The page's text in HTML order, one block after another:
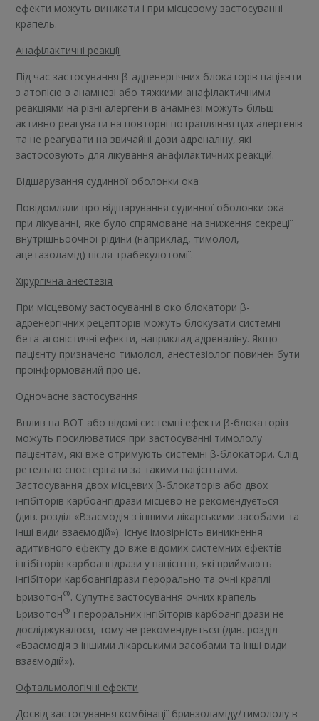
ефекти можуть виникати і при місцевому застосуванні
крапель.
Анафілактичні реакції
Під час застосування β-адренергічних блокаторів пацієнти
з атопією в анамнезі або тяжкими анафілактичними
реакціями на різні алергени в анамнезі можуть більш
активно реагувати на повторні потрапляння цих алергенів
та не реагувати на звичайні дози адреналіну, які
застосовують для лікування анафілактичних реакцій.
Відшарування судинної оболонки ока
Повідомляли про відшарування судинної оболонки ока
при лікуванні, яке було спрямоване на зниження секреції
внутрішньоочної рідини (наприклад, тимолол,
ацетазоламід) після трабекулотомії.
Хірургічна анестезія
При місцевому застосуванні в око блокатори β-
адренергічних рецепторів можуть блокувати системні
бета-агоністичні ефекти, наприклад адреналіну. Якщо
пацієнту призначено тимолол, анестезіолог повинен бути
проінформований про це.
Одночасне застосування
Вплив на ВОТ або відомі системні ефекти β-блокаторів
можуть посилюватися при застосуванні тимололу
пацієнтам, які вже отримують системні β-блокатори. Слід
ретельно спостерігати за такими пацієнтами.
Застосування двох місцевих β-блокаторів або двох
інгібіторів карбоангідрази місцево не рекомендується
(див. розділ «Взаємодія з іншими лікарськими засобами та
інші види взаємодій»). Існує імовірність виникнення
адитивного ефекту до вже відомих системних ефектів
інгібіторів карбоангідрази у пацієнтів, які приймають
інгібітори карбоангідрази перорально та очні краплі
Бризотон®. Супутнє застосування очних крапель
Бризотон® і пероральних інгібіторів карбоангідрази не
досліджувалося, тому не рекомендується (див. розділ
«Взаємодія з іншими лікарськими засобами та інші види
взаємодій»).
Офтальмологічні ефекти
Досвід застосування комбінації бринзоламіду/тимололу в